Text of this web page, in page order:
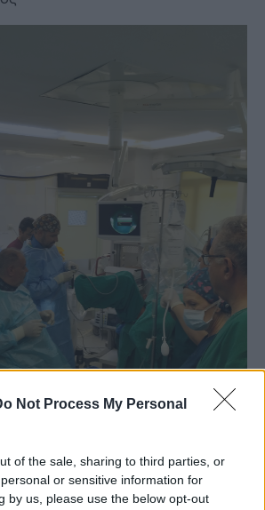
Not Process My Personal
of the sale, sharing to third parties, or
or sensitive information for
by us, please use the below opt-out